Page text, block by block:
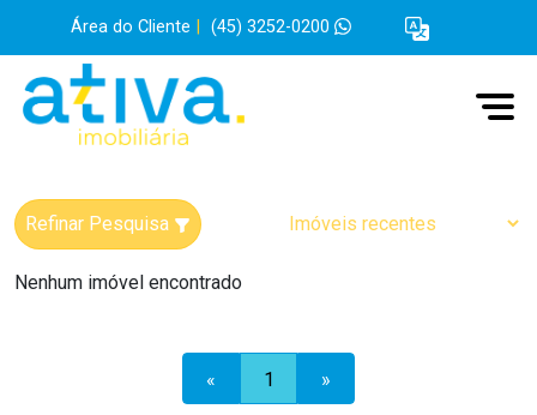
Área do Cliente (45) 3252-0200
Refinar Pesquisa
Nenhum imóvel encontrado
« 1 »